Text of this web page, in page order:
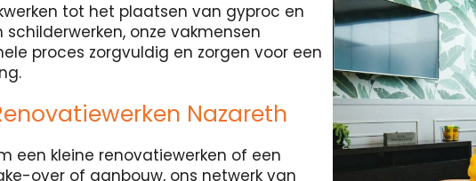
tot het plaatsen van gyproc en
onze vakmensen
proces zorgvuldig en zorgen voor een
Nazareth
een kleine renovatiewerken of een
over of aanbouw, ons netwerk van